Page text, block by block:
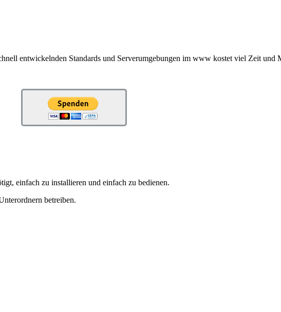
entwickelnden Standards und Serverumgebungen im www kostet viel Zeit und
einfach zu installieren und einfach zu bedienen.
betreiben.